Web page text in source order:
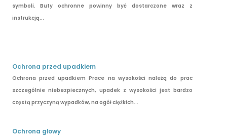
symboli. Buty ochronne powinny być dostarczone wraz z
instrukcją...
Ochrona przed upadkiem
Ochrona przed upadkiem Prace na wysokości należą do prac
szczególnie niebezpiecznych, upadek z wysokości jest bardzo
częstą przyczyną wypadków, na ogół ciężkich...
Ochrona głowy